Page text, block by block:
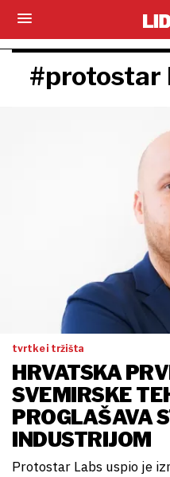
#protostar
tvrtke i tržišta
HRVATSKA
SVEMIRSKE
PROGLAŠAVA
INDUSTRIJOM
Protostar Labs uspio je